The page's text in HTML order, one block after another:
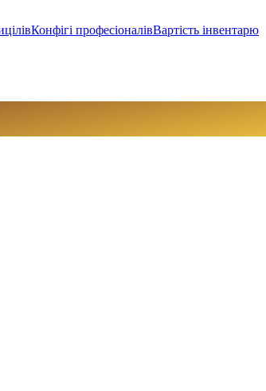
Конфігі професіоналівВартість інвентарю